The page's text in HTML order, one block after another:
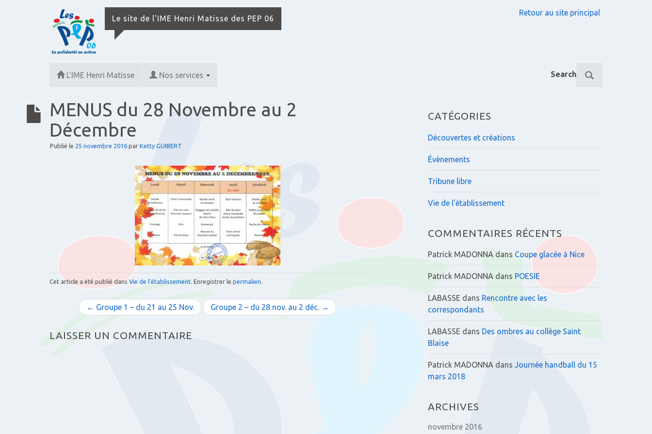
Le site de l'IME Henri Matisse des PEP 06
Retour au site principal
L’IME Henri Matisse Nos services
e
Search
MENUS du 28 Novembre au 2
Décembre
Publié le 25 novembre 2016 par Ketty GUIBERT
Cet article a été publié dans Vie de l'établissement. Enregistrer le permalien.
a
← Groupe 1 – du 21 au 25 Nov. Groupe 2 – du 28 nov. au 2 déc. →
LAISSER UN COMMENTAIRE
CATÉGORIES
Découvertes et créations
Évènements
Tribune libre
Vie de l'établissement
COMMENTAIRES RÉCENTS
Patrick MADONNA dans Coupe glacée à Nice
Patrick MADONNA dans POESIE
LABASSE dans Rencontre avec les
correspondants
LABASSE dans Des ombres au collège Saint
Blaise
Patrick MADONNA dans Journée handball du 15
mars 2018
ARCHIVES
novembre 2016